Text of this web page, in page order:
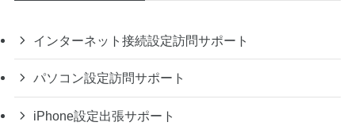
インターネット接続設定訪問サポート
パソコン設定訪問サポート
iPhone設定出張サポート